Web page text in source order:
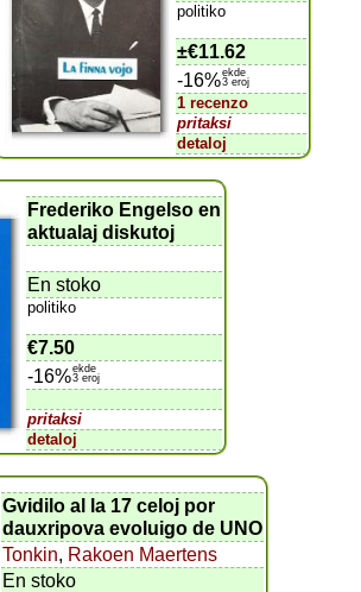
politiko
±€11.62
-16%ekde
3 eroj
1 recenzo
pritaksi
detaloj
Frederiko Engelso en
aktualaj diskutoj
En stoko
politiko
€7.50
-16%ekde
3 eroj
pritaksi
detaloj
Gvidilo al la 17 celoj por
dauxripova evoluigo de UNO
Tonkin, Rakoen Maertens
En stoko